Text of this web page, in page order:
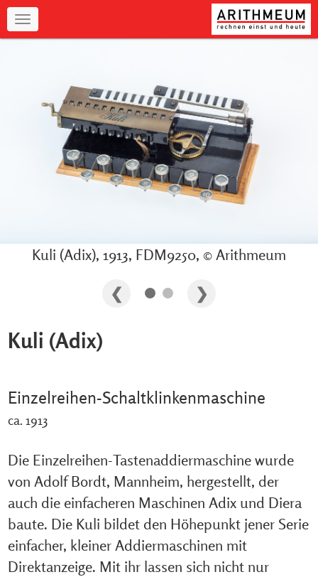
Navigation
Kuli (Adix), 1913, FDM9250, © Arithmeum
Kuli (Adix)
Einzelreihen-Schaltklinkenmaschine
ca. 1913
Die Einzelreihen-Tastenaddiermaschine wurde
von Adolf Bordt, Mannheim, hergestellt, der
auch die einfacheren Maschinen Adix und Diera
baute. Die Kuli bildet den Höhepunkt jener Serie
einfacher, kleiner Addiermaschinen mit
Direktanzeige. Mit ihr lassen sich nicht nur